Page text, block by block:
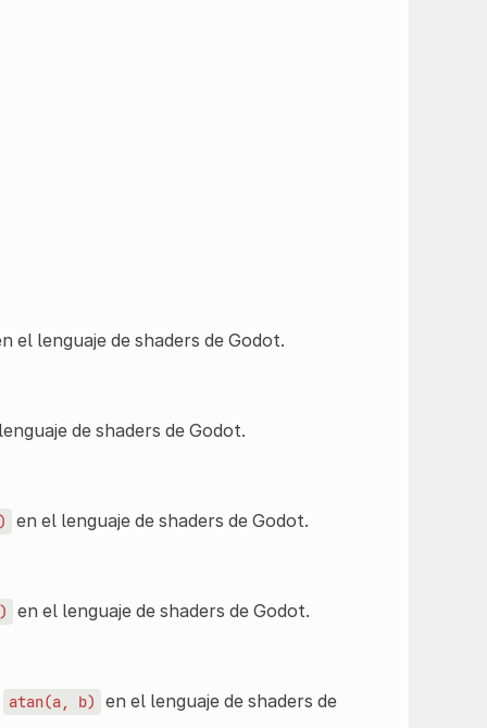
el lenguaje de shaders de Godot.
de shaders de Godot.
en el lenguaje de shaders de Godot.
en el lenguaje de shaders de Godot.
atan(a, b) en el lenguaje de shaders de